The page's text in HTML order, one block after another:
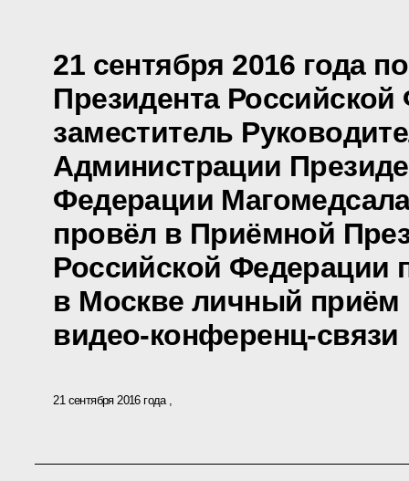
21 сентября 2016 года
Президента
заместитель
Администрации
Федерации
провёл в Приёмной
Российской Федерации
в Москве личный приём
видео-конференц-связи
21 сентября 2016 года